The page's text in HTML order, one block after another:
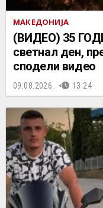
МАКЕДОНИЈА
(ВИДЕО) 35
светнал ден,
сподели видео
09.08.2026. 13:24